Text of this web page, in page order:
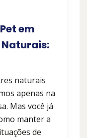
em
Naturais:
naturais
apenas na
Mas você já
manter a
de